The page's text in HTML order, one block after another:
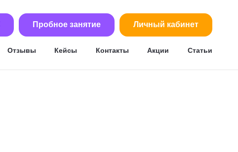
Пробное занятие Личный кабинет
Отзывы Кейсы Контакты Акции Статьи